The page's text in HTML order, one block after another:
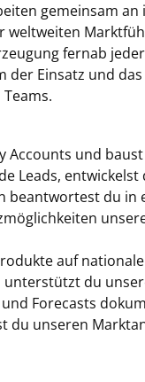
gemeinsam
weltweiten
fernab
der Einsatz und
Accounts und
Leads,
beantwortest du
auf
du
Forecasts
du unseren